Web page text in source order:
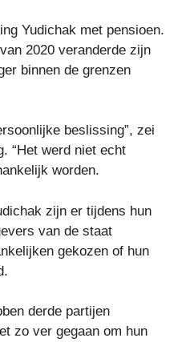
Yudichak met pensioen.
2020 veranderde zijn
binnen de grenzen
beslissing”, zei
“Het werd niet echt
worden.
zijn er tijdens hun
van de staat
gekozen of hun
derde partijen
zo ver gegaan om hun